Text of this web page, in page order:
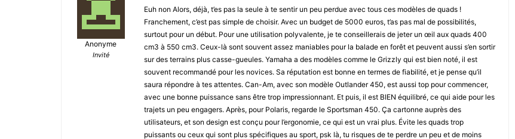
Anonyme
Invité
Euh non Alors, déjà, t’es pas la seule à te sentir un peu perdue avec tous ces modèles de quads !
Franchement, c’est pas simple de choisir. Avec un budget de 5000 euros, t’as pas mal de possibilités,
surtout pour un début. Pour une utilisation polyvalente, je te conseillerais de jeter un œil aux quads 400
cm3 à 550 cm3. Ceux-là sont souvent assez maniables pour la balade en forêt et peuvent aussi s’en sortir
sur des terrains plus casse-gueules. Yamaha a des modèles comme le Grizzly qui est bien noté, il est
souvent recommandé pour les novices. Sa réputation est bonne en termes de fiabilité, et je pense qu’il
saura répondre à tes attentes. Can-Am, avec son modèle Outlander 450, est aussi top pour commencer,
avec une bonne puissance sans être trop impressionnant. Et puis, il est BIEN équilibré, ce qui aide pour les
trajets un peu engagers. Après, pour Polaris, regarde le Sportsman 450. Ça cartonne auprès des
utilisateurs, et son design est conçu pour l’ergonomie, ce qui est un vrai plus. Évite les quads trop
puissants ou ceux qui sont plus spécifiques au sport, psk là, tu risques de te perdre un peu et de moins